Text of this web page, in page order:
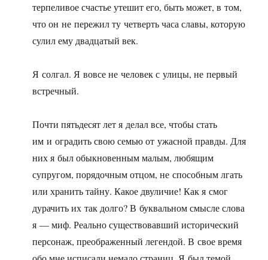
терпеливое счастье утешит его, быть может, в том,
что он не пережил ту четверть часа славы, которую
сулил ему двадцатый век.
Я солгал. Я вовсе не человек с улицы, не первый
встречный.
Почти пятьдесят лет я делал все, чтобы стать
им и оградить свою семью от ужасной правды. Для
них я был обыкновенным малым, любящим
супругом, порядочным отцом, не способным лгать
или хранить тайну. Какое двуличие! Как я смог
дурачить их так долго? В буквальном смысле слова
я — миф. Реально существовавший исторический
персонаж, преображенный легендой. В свое время